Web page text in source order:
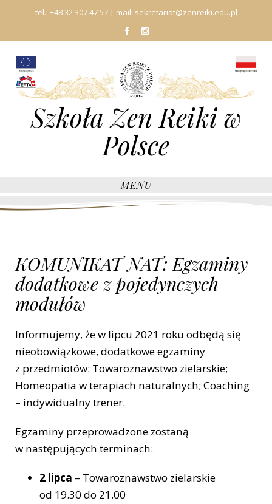
tel.: +48 32 307 47 57| mail: sekretariat@zenreiki.edu.pl
fb In
Szkoła Zen Reiki w
Polsce
MENU
KOMUNIKAT NAT: Egzaminy
dodatkowe z pojedynczych
modułów
Informujemy, że w lipcu 2021 roku odbędą się
nieobowiązkowe, dodatkowe egzaminy
z przedmiotów: Towaroznawstwo zielarskie;
Homeopatia w terapiach naturalnych; Coaching
– indywidualny trener.
Egzaminy przeprowadzone zostaną
w następujących terminach:
2 lipca – Towaroznawstwo zielarskie
od 19.30 do 21.00